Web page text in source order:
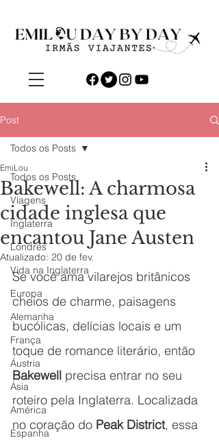
Post
Todos os Posts
Viagens
Inglaterra
Londres
Vida na Inglaterra
Europa
Alemanha
França
Áustria
Ásia
América
Espanha
Todos os Posts
Bakewell: A charmosa
cidade inglesa que
encantou Jane Austen
EmiLou
Atualizado: 20 de fev.
Se você ama vilarejos britânicos
cheios de charme, paisagens
bucólicas, delícias locais e um
toque de romance literário, então
Bakewell precisa entrar no seu
roteiro pela Inglaterra. Localizada
no coração do Peak District, essa